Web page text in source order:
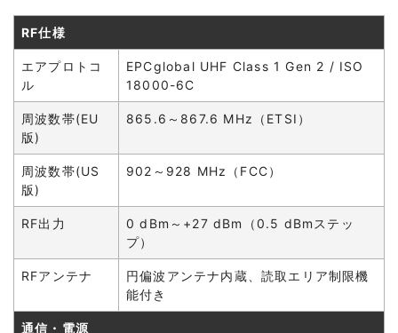
RF仕様
エアプロトコ
ル
EPCglobal UHF Class 1 Gen 2 / ISO
18000-6C
周波数帯(EU
版)
865.6～867.6 MHz（ETSI）
周波数帯(US
版)
902～928 MHz（FCC）
RF出力
0 dBm～+27 dBm（0.5 dBmステッ
プ）
RFアンテナ
円偏波アンテナ内蔵、読取エリア制限機
能付き
通信・電源